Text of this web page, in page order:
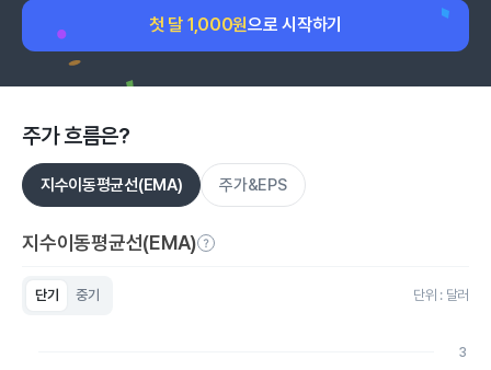
첫 달 1,000원으로 시작하기
주가 흐름은?
지수이동평균선(EMA) 주가&EPS
지수이동평균선(EMA)
단기 중기 단위 : 달러
3